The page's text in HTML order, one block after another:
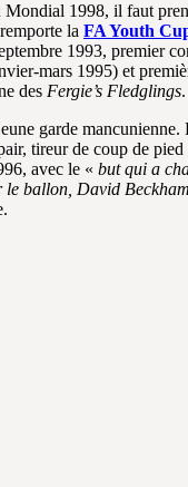
1998, il faut
la FA Youth
1993, premier
mars 1995) et
des Fergie’s Fledglings.
garde
tireur de coup de
avec le « but qui a
ballon, David